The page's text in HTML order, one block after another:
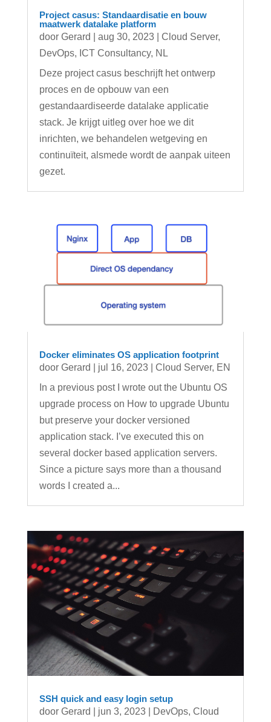
Project casus: Standaardisatie en bouw
maatwerk datalake platform
door Gerard aug 30, 2023| Cloud Server,
DevOps, ICT Consultancy, NL
Deze project casus beschrijft het ontwerp
proces en de opbouw van een
gestandaardiseerde datalake applicatie
stack. Je krijgt uitleg over hoe we dit
inrichten, we behandelen wetgeving en
continuïteit, alsmede wordt de aanpak uiteen
gezet.
Docker eliminates OS application footprint
door Gerard jul 16, 2023| Cloud Server, EN
In a previous post I wrote out the Ubuntu OS
upgrade process on How to upgrade Ubuntu
but preserve your docker versioned
application stack. I’ve executed this on
several docker based application servers.
Since a picture says more than a thousand
words I created a...
SSH quick and easy login setup
door Gerard jun 3, 2023| DevOps, Cloud